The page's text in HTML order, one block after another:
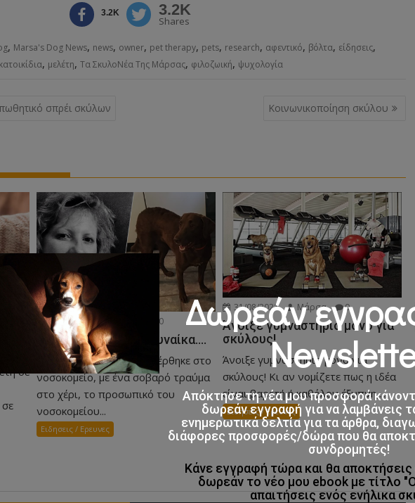
3.2K 3.2K
Shares
, Marsa's Dog News, news, owner, pet therapy, pets, research, αφεντικό, βόλτα, είδησεις,
κατοικίδια, μελέτη, Τα ΣκυλοΝέα Της Μάρσας, φιλοζωική, ψυχολογία
σπρέι σκύλων Κοινωνικοποίηση σκύλου
σε
02/09/2021 0
Σκύλος μαχαίρωσε γυναίκα….
Όταν μια γυναίκα μεταφέρθηκε στο
νοσοκομείο, με ένα σοβαρό τραύμα
στο χέρι, το προσωπικό του
νοσοκομείου...
Ειδησεις / Ερευνες
31/08/2021 Μάρσα 0
Άνοιξε γυμναστήριο μόνο για
σκύλους!
Άνοιξε γυμναστήριο μόνο για
σκύλους! Κι αν νομίζετε πως η ιδέα
είναι βαρετή ή καθόλου έξυπνη,...
Ειδησεις / Ερευνες
Δωρεάν
Απόκτησε τη νέα μου προσφορά
δωρεάν εγγραφή για να λαμβάνεις
ενημερωτικά δελτία για τα άρθρα,
διάφορες προσφορές/δώρα που θα
συνδρομητές!
Κάνε εγγραφή τώρα και θα
δωρεάν το νέο μου ebook με τίτλο
απαιτήσεις ενός ενήλικα